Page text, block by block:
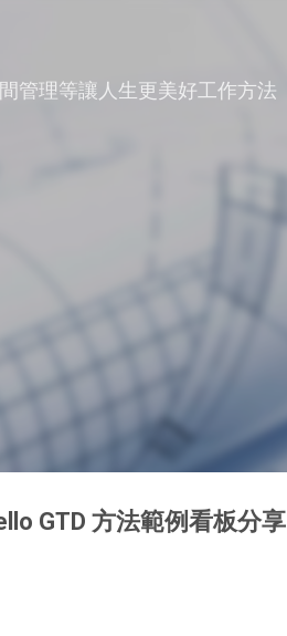
管理等讓人生更美好工作方法
GTD 方法範例看板分享